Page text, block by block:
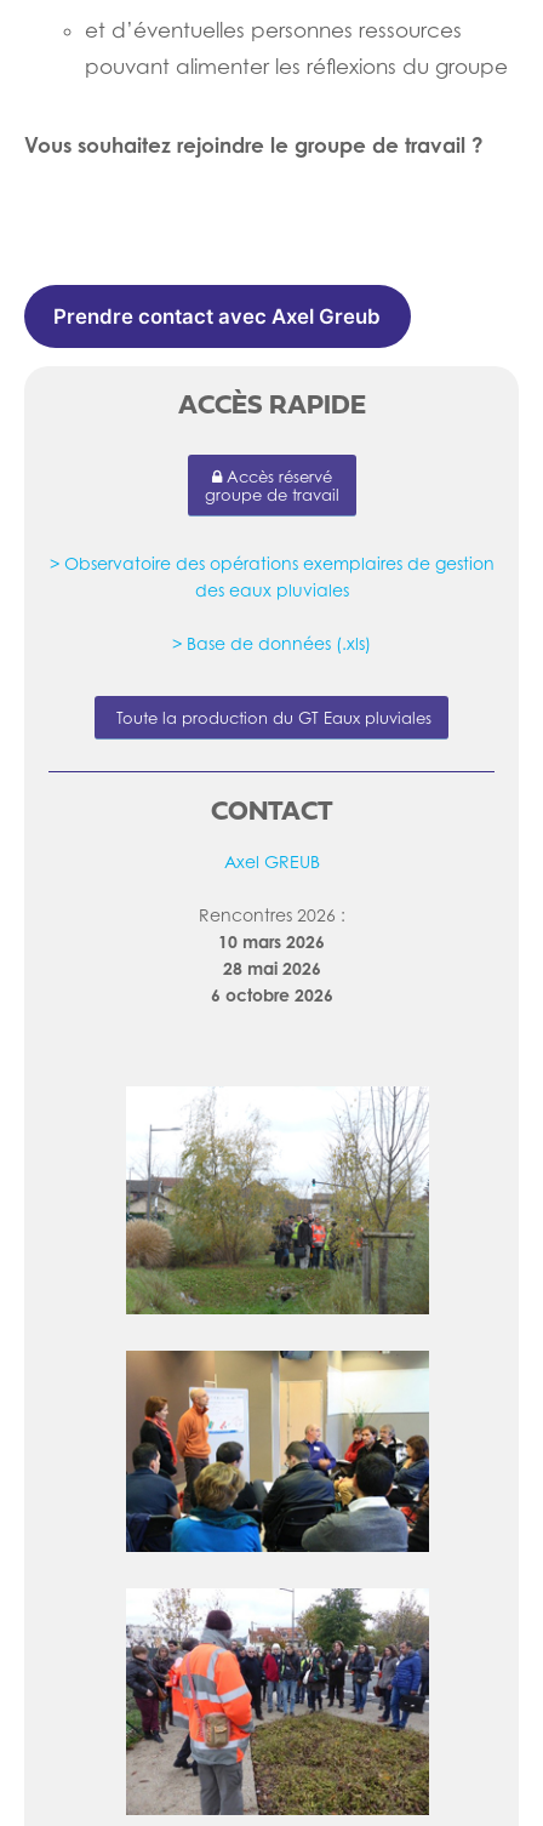
et d’éventuelles personnes ressources
pouvant alimenter les réflexions du groupe
Vous souhaitez rejoindre le groupe de travail ?
Prendre contact avec Axel Greub
ACCÈS RAPIDE
Accès réservé
groupe de travail
> Observatoire des opérations exemplaires de gestion
des eaux pluviales
> Base de données (.xls)
Toute la production du GT Eaux pluviales
CONTACT
Axel GREUB
Rencontres 2026 :
10 mars 2026
28 mai 2026
6 octobre 2026